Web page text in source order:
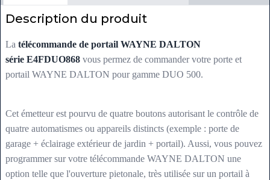
Description du produit
La télécommande de portail WAYNE DALTON
série E4FDUO868 vous permez de commander votre porte et
portail WAYNE DALTON pour gamme DUO 500.
Cet émetteur est pourvu de quatre boutons autorisant le contrôle de
quatre automatismes ou appareils distincts (exemple : porte de
garage + éclairage extérieur de jardin + portail). Aussi, vous pouvez
programmer sur votre télécommande WAYNE DALTON une
option telle que l'ouverture pietonale, très utilisée sur un portail à